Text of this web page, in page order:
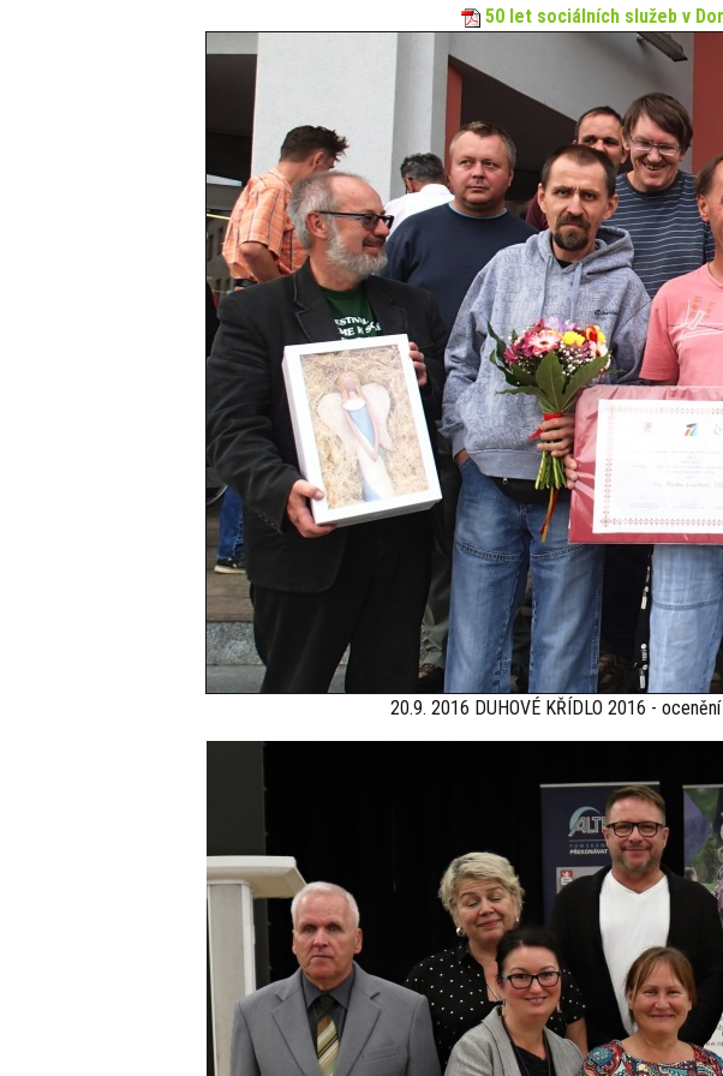
50 let sociálních služeb v
20.9. 2016 DUHOVÉ KŘÍDLO 2016 -